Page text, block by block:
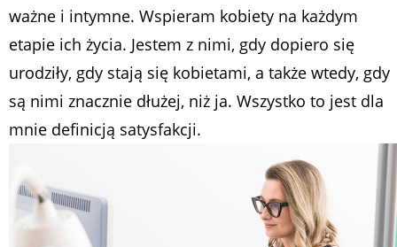
ważne i intymne. Wspieram kobiety na każdym
etapie ich życia. Jestem z nimi, gdy dopiero się
urodziły, gdy stają się kobietami, a także wtedy, gdy
są nimi znacznie dłużej, niż ja. Wszystko to jest dla
mnie definicją satysfakcji.